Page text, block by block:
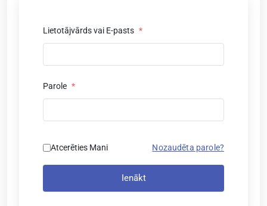
Lietotājvārds vai E-pasts *
Parole *
Atcerēties Mani Nozaudēta parole?
Ienākt